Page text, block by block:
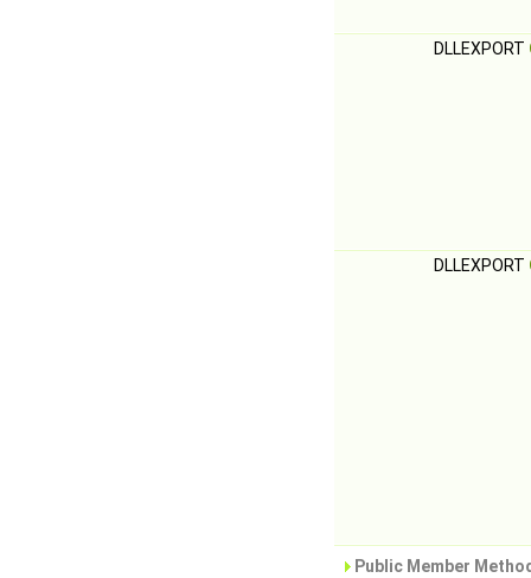
DLLEXPORT
DLLEXPORT
Public Member